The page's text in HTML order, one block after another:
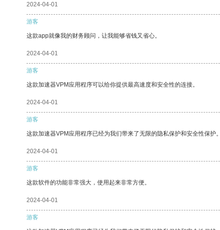
2024-04-01
游客
这款app就像我的财务顾问，让我能够省钱又省心。
2024-04-01
游客
这款加速器VPM应用程序可以给你提供最高速度和安全性的连接。
2024-04-01
游客
这款加速器VPM应用程序已经为我们带来了无限的隐私保护和安全性保护
2024-04-01
游客
这款软件的功能非常强大，使用起来非常方便。
2024-04-01
游客